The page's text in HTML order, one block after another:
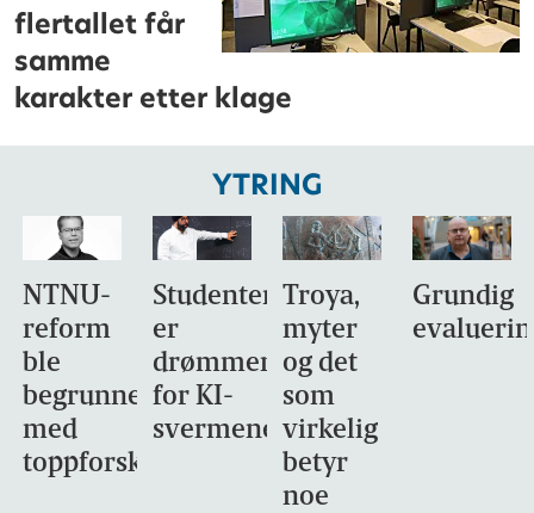
flertallet får
samme
karakter etter klage
YTRING
NTNU-
reform
ble
begrunnet
med
toppforskning
Studentene
er
drømmemålet
for KI-
svermene
Troya,
myter
og det
som
virkelig
betyr
noe
Grundig